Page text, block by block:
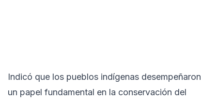
Indicó que los pueblos indígenas desempeñaron
un papel fundamental en la conservación del